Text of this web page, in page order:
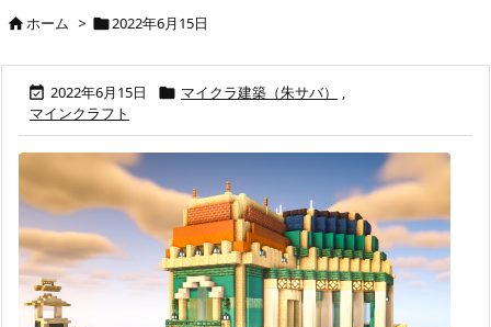

ホーム > 2022年6月15日
 2022年6月15日  マイクラ建築（朱サバ）
,
マインクラフト